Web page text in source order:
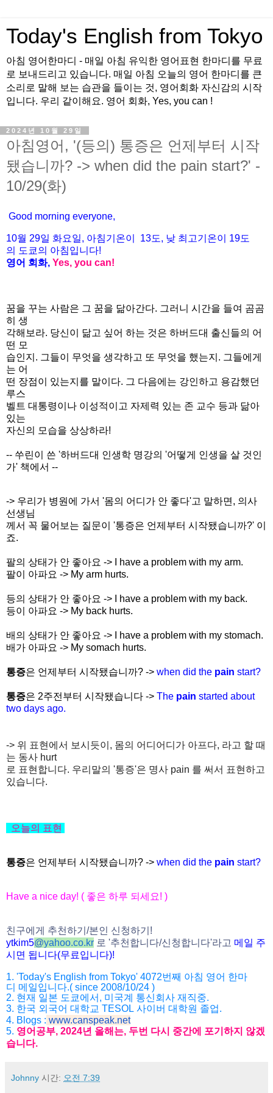
Today's English from Tokyo
아침 영어한마디 - 매일 아침 유익한 영어표현 한마디를 무료
로 보내드리고 있습니다. 매일 아침 오늘의 영어 한마디를 큰
소리로 말해 보는 습관을 들이는 것, 영어회화 자신감의 시작
입니다. 우리 같이해요. 영어 회화, Yes, you can !
2024년 10월 29일
아침영어, '(등의) 통증은 언제부터 시작
됐습니까? -> when did the pain start?' -
10/29(화)
Good morning everyone,
10월 29일 화요일, 아침기온이 13도, 낮 최고기온이
19도
의 도쿄의 아침입니다!
영어 회화, Yes, you can!
꿈을 꾸는 사람은 그 꿈을 닮아간다. 그러니 시간을 들여 곰곰
히 생
각해보라. 당신이 닮고 싶어 하는 것은 하버드대 출신들의 어
떤 모
습인지. 그들이 무엇을 생각하고 또 무엇을 했는지. 그들에게
는 어
떤 장점이 있는지를 말이다. 그 다음에는 강인하고 용감했던
루스
벨트 대통령이나 이성적이고 자제력 있는 존 교수 등과 닮아
있는
자신의 모습을 상상하라!
-- 쑤린이 쓴 '하버드대 인생학 명강의 '어떻게 인생을 살 것인
가' 책에서 --
-> 우리가 병원에 가서 '몸의 어디가 안 좋다'고 말하면, 의사
선생님
께서 꼭 물어보는 질문이 '통증은 언제부터 시작됐습니까?' 이
죠.
팔의 상태가 안 좋아요 -> I have a problem with my arm.
팔이 아파요 -> My arm hurts.
등의 상태가 안 좋아요 -> I have a problem with my back.
등이 아파요 -> My back hurts.
배의 상태가 안 좋아요 -> I have a problem with my stomach.
배가 아파요 -> My somach hurts.
통증은 언제부터 시작됐습니까? -> when did the pain start?
통증은 2주전부터 시작됐습니다 -> The pain started about
two days ago.
-> 위 표현에서 보시듯이, 몸의 어디어디가 아프다, 라고 할 때
는 동사 hurt
로 표현합니다. 우리말의 '통증'은 명사 pain 를 써서 표현하고
있습니다.
오늘의 표현
통증은 언제부터 시작됐습니까? -> when did the pain start?
Have a nice day! ( 좋은 하루 되세요! )
친구에게 추천하기 /본인 신청하기 !
ytkim5@yahoo.co.kr 로 '추천합니다/신청합니다'라고 메일 주
시면 됩니다(무료입니다)!
1. 'Today's English from Tokyo' 4072번째 아침 영어 한마
디 메일입니다.( since 2008/10/24 )
2. 현재 일본 도쿄에서 , 미국계 통신회사 재직중.
3. 한국 외국어 대학교 TESOL 사이버 대학원 졸업.
4. Blogs : www.canspeak.net
5. 영어공부, 2024년 올해는, 두번 다시 중간에 포기하지 않겠
습니 다.
Johnny 시간: 오전 7:39